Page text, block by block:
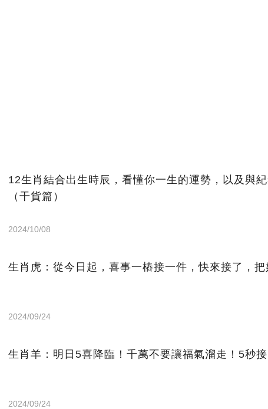
12生肖結合出生時辰，看懂你一生的運勢，以及與
（干貨篇）
2024/10/08
生肖虎：從今日起，喜事一樁接一件，快來接了，把
2024/09/24
生肖羊：明日5喜降臨！千萬不要讓福氣溜走！5秒接
2024/09/24